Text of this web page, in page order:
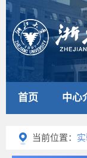
首页 中心
当前位置：